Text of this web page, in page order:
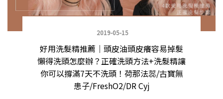
2019-05-15
好用洗髮精推薦｜頭皮油頭皮癢容易掉髮
懶得洗頭怎麼辦？正確洗頭方法+洗髮精讓
你可以撐滿7天不洗頭！荷那法蕊/古寶無
患子/FreshO2/DR Cyj